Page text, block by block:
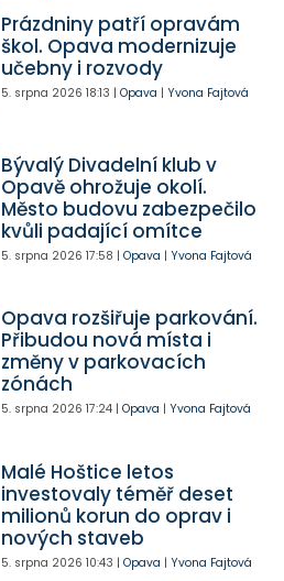
Prázdniny patří opravám
škol. Opava modernizuje
učebny i rozvody
5. srpna 2026 18:13 | Opava | Yvona Fajtová
Bývalý Divadelní klub v
Opavě ohrožuje okolí.
Město budovu zabezpečilo
kvůli padající omítce
5. srpna 2026 17:58 | Opava | Yvona Fajtová
Opava rozšiřuje parkování.
Přibudou nová místa i
změny v parkovacích
zónách
5. srpna 2026 17:24| Opava | Yvona Fajtová
Malé Hoštice letos
investovaly téměř deset
milionů korun do oprav i
nových staveb
5. srpna 2026 10:43 | Opava | Yvona Fajtová